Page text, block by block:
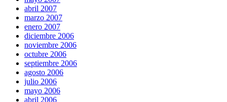
abril 2007
marzo 2007
enero 2007
diciembre 2006
noviembre 2006
octubre 2006
septiembre 2006
agosto 2006
julio 2006
mayo 2006
abril 2006